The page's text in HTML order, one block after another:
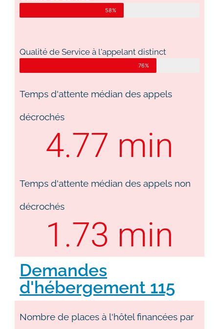
58%
Qualité de Service à l'appelant distinct
76%
Temps d'attente médian des appels
décrochés
4.77 min
Temps d'attente médian des appels non
décrochés
1.73 min
Demandes
d'hébergement 115
Nombre de places à l'hôtel financées par